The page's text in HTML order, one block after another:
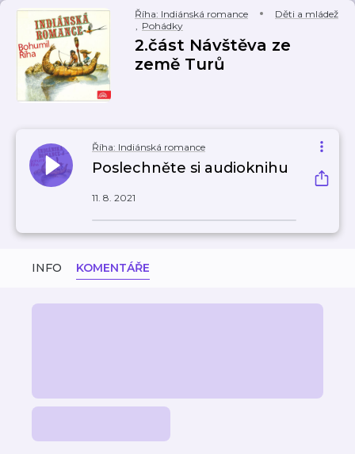
Říha: Indiánská romance
Děti a mládež
, Pohádky
2.část Návštěva ze
země Turů
Říha: Indiánská romance
Poslechněte si audioknihu
11. 8. 2021
INFO KOMENTÁŘE